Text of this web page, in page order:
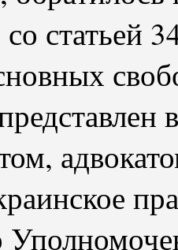
со статьей